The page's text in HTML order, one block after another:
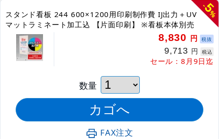
-
5
%
スタンド看板 244 600×1200用印刷制作費 IJ出力＋UV
マットラミネート加工込 【片面印刷】 ※看板本体別売
8,830 円 税抜
9,713 円 税込
セール：8月9日迄
数量
FAX注文